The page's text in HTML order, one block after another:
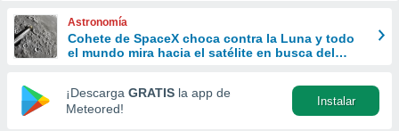
y
forma
digital
basada
Astronomía
Cohete de SpaceX choca contra la Luna y todo
el mundo mira hacia el satélite en busca del
¡Descarga GRATIS la app de
Meteored!
Instalar